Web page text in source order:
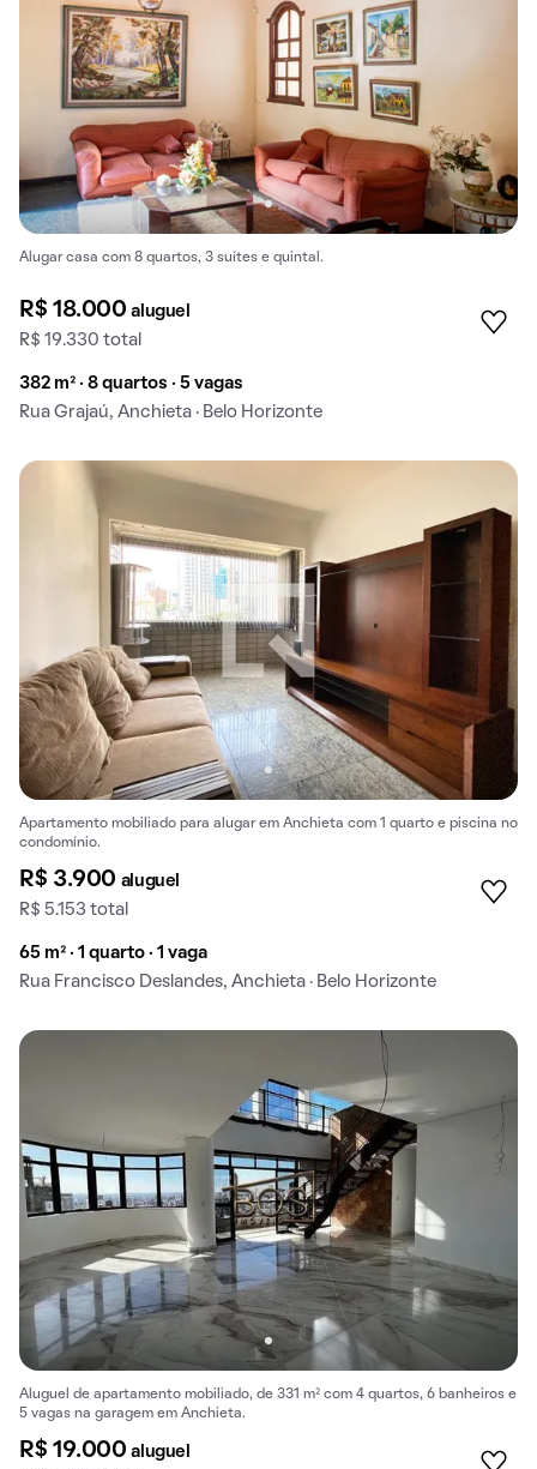
Alugar casa com 8 quartos, 3 suítes e quintal.
R$ 18.000aluguel
R$ 19.330 total
382 m² · 8 quartos · 5 vagas
Rua Grajaú, Anchieta · Belo Horizonte
Apartamento mobiliado para alugar em Anchieta com 1 quarto e piscina no
condomínio.
R$ 3.900 aluguel
R$ 5.153 total
65 m² · 1 quarto · 1 vaga
Rua Francisco Deslandes, Anchieta · Belo Horizonte
Aluguel de apartamento mobiliado, de 331 m² com 4 quartos, 6 banheiros e
5 vagas na garagem em Anchieta.
R$ 19.000aluguel